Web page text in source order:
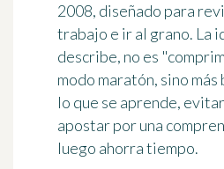
2008, diseñado para
trabajo e ir al grano. La
describe, no es
modo maratón, sino
lo que se aprende,
apostar por una
luego ahorra tiempo.